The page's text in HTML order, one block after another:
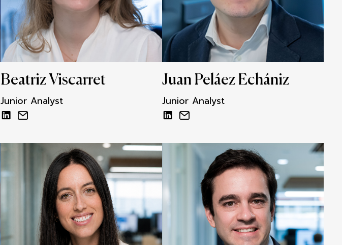
Beatriz Viscarret
Junior Analyst
Juan Peláez Echániz
Junior Analyst